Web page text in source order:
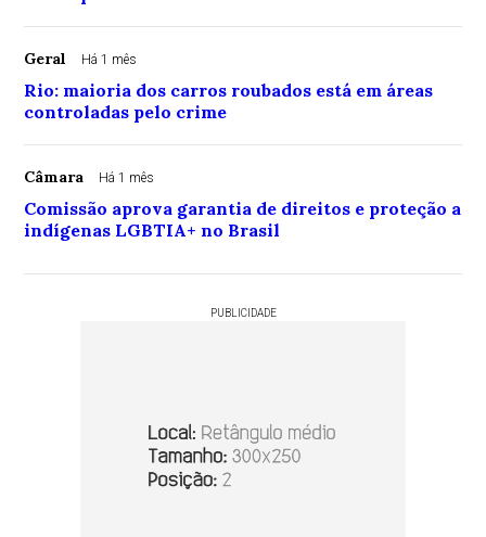
Geral Há 1 mês
Rio: maioria dos carros roubados está em áreas
controladas pelo crime
Câmara Há 1 mês
Comissão aprova garantia de direitos e proteção a
indígenas LGBTIA+ no Brasil
PUBLICIDADE